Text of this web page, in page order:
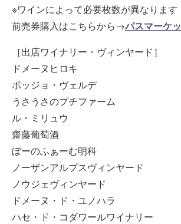
※ワインによって必要枚数が異なります
前売券購入はこちらから→パスマーケ
［出店ワイナリー・ヴィンヤード］
ドメーヌヒロキ
ポッジョ・ヴェルデ
うさうさのプチファーム
ル・ミリュウ
齋藤葡萄酒
ぼーのふぁーむ明科
ノーザンアルプスヴィンヤード
ノウジェヴィンヤード
ドメーヌ・ド・ユノハラ
ハセ・ド・コダワールワイナリー